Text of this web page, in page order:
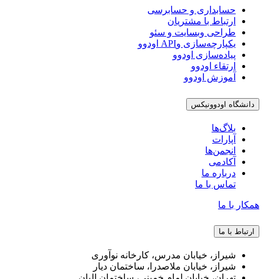
حسابداری و حسابرسی
ارتباط با مشتریان
طراحی وبسایت و سئو
یکپارچه‌سازی وAPI اودوو
پیاده‌سازی اودوو
ارتقاء اودوو
آموزش اودوو
دانشگاه اودوونیکس
بلاگ‌ها
آپارات
انجمن‌ها
آکادمی
درباره ما
تماس با ما
همکار با ما
ارتباط با ما
شیراز، خیابان مدرس، کارخانه نوآوری
شیراز، خیابان ملاصدرا، ساختمان دیار